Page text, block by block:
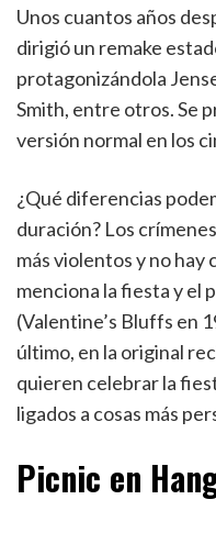
Unos cuantos años
dirigió un remake
protagonizándola
Smith, entre otros. Se
versión normal en los
¿Qué diferencias
duración? Los
más violentos y no hay
menciona la fiesta y el
(Valentine’s Bluffs en
último, en la original
quieren celebrar la
ligados a cosas más
Picnic en